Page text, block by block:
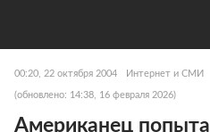
00:20, 22 октября 2004 Интернет и СМИ
(обновлено: 14:38, 16 февраля 2026)
Американец